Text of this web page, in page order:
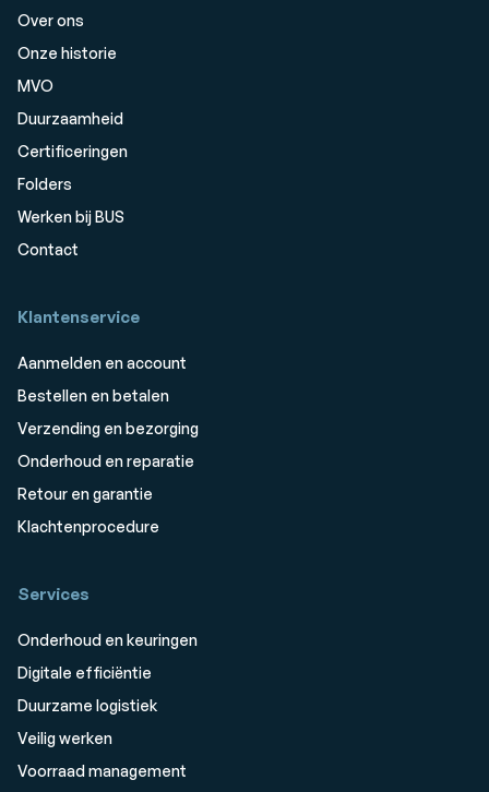
Over ons
Onze historie
MVO
Duurzaamheid
Certificeringen
Folders
Werken bij BUS
Contact
Klantenservice
Aanmelden en account
Bestellen en betalen
Verzending en bezorging
Onderhoud en reparatie
Retour en garantie
Klachtenprocedure
Services
Onderhoud en keuringen
Digitale efficiëntie
Duurzame logistiek
Veilig werken
Voorraad management